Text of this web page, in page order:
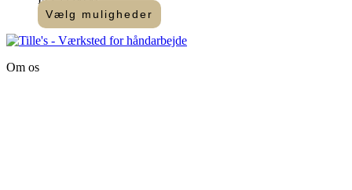
Mulighederne
kan
vælges
på
Vælg muligheder
Dette
vare
flere
Om os